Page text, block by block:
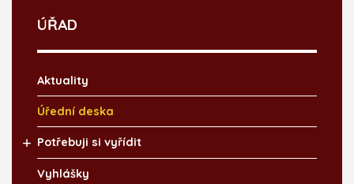
ÚŘAD
Aktuality
Úřední deska
Potřebuji si vyřídit
Vyhlášky